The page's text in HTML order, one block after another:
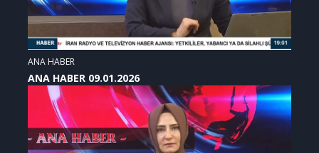
ANA HABER
ANA HABER 09.01.2026